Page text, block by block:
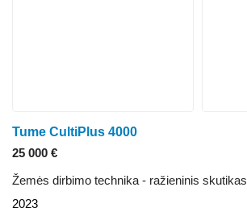
Tume CultiPlus 4000
25 000 €
Žemės dirbimo technika - ražieninis skutikas
2023